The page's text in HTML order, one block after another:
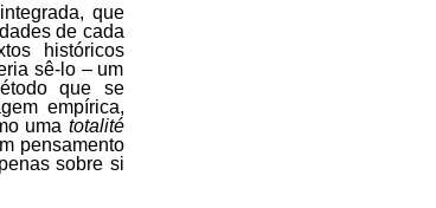
que
de cada
históricos
sê-lo – um
que se
empírica,
uma totalité
pensamento
sobre si